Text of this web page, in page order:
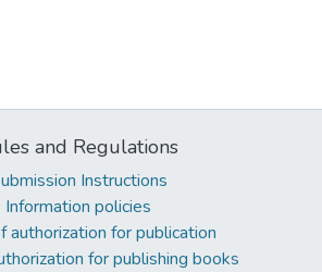
and Regulations
Instructions
Information policies
authorization for publication
for publishing books